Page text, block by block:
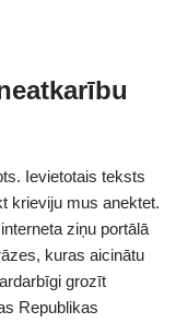
Ievietotais teksts
krieviju mus anektet.
ziņu portālā
kuras aicinātu
grozīt
Republikas